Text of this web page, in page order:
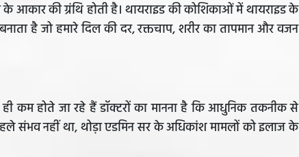
आकार की ग्रंथि होती है। थायराइड की कोशिकाओं में थायराइड के
है जो हमारे दिल की दर, रक्तचाप, शरीर का तापमान और वजन
कम होते जा रहे हैं डॉक्टरों का मानना है कि आधुनिक तकनीक से
संभव नहीं था, थोड़ा एडमिन सर के अधिकांश मामलों को इलाज के